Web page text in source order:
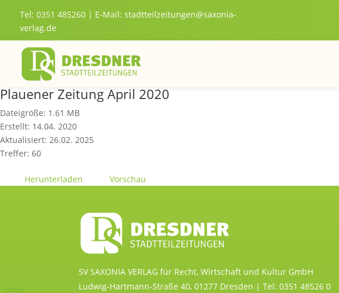
Tel: 0351 485260 | E-Mail: stadtteilzeitungen@saxonia-
verlag.de
Plauener Zeitung April 2020
Dateigröße: 1.61 MB
Erstellt: 14.04. 2020
Aktualisiert: 26.02. 2025
Treffer: 60
Herunterladen Vorschau
SV SAXONIA VERLAG für Recht, Wirtschaft und Kultur GmbH
Ludwig-Hartmann-Straße 40, 01277 Dresden | Tel: 0351 48526 0